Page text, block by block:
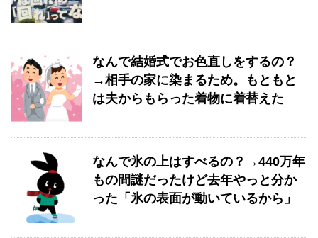
なんで結婚式でお色直しをするの？
→相手の家に染まるため。もともと
は夫からもらった着物に着替えた
なんで氷の上はすべるの？→440万年
もの間謎だったけど去年やっと分か
った「氷の表面が動いているから」